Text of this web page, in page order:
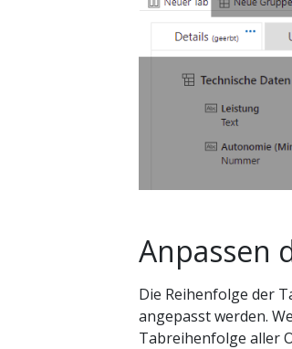
Anpassen
Die Reihenfolge der
angepasst werden.
Tabreihenfolge aller